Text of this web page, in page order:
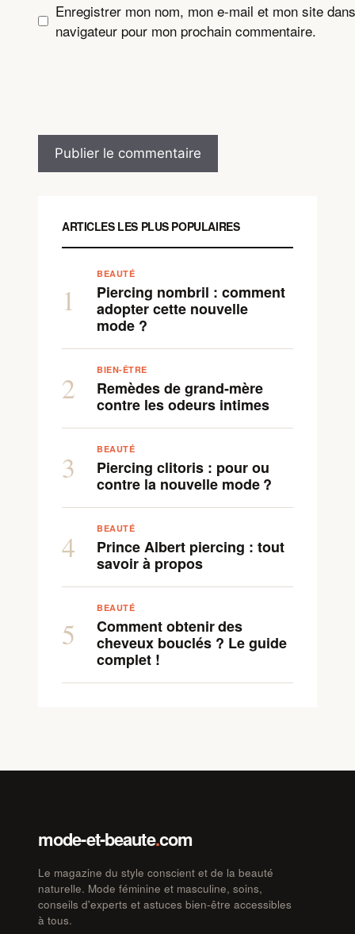
Enregistrer mon nom, mon e-mail et mon site
navigateur pour mon prochain commentaire.
ARTICLES LES PLUS POPULAIRES
1
BEAUTÉ
Piercing nombril : comment
adopter cette nouvelle
mode ?
2
BIEN-ÊTRE
Remèdes de grand-mère
contre les odeurs intimes
3
BEAUTÉ
Piercing clitoris : pour ou
contre la nouvelle mode ?
4
BEAUTÉ
Prince Albert piercing : tout
savoir à propos
5
BEAUTÉ
Comment obtenir des
cheveux bouclés ? Le guide
complet !
mode-et-beaute.com
Le magazine du style conscient et de la beauté
naturelle. Mode féminine et masculine, soins,
conseils d'experts et astuces bien-être accessibles
à tous.